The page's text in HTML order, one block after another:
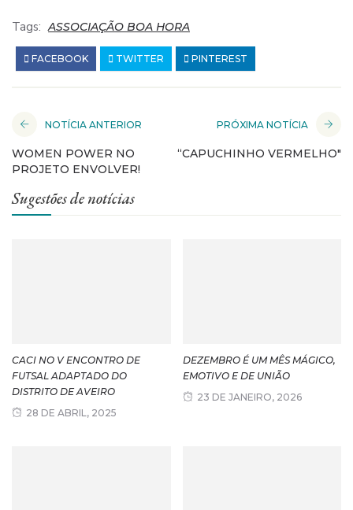
Tags: ASSOCIAÇÃO BOA HORA
FACEBOOK TWITTER PINTEREST
NOTÍCIA ANTERIOR
WOMEN POWER NO
PROJETO ENVOLVER!
PRÓXIMA NOTÍCIA
“CAPUCHINHO VERMELHO"
Sugestões de notícias
CACI NO V ENCONTRO DE
FUTSAL ADAPTADO DO
DISTRITO DE AVEIRO
28 DE ABRIL, 2025
DEZEMBRO É UM MÊS MÁGICO,
EMOTIVO E DE UNIÃO
23 DE JANEIRO, 2026